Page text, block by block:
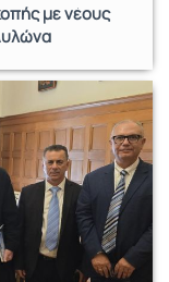
με νέους